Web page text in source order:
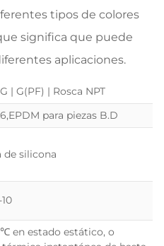
tipos de colores
significa que puede
aplicaciones.
| G(PF) | Rosca NPT
para piezas B.D
de silicona
en estado estático, o